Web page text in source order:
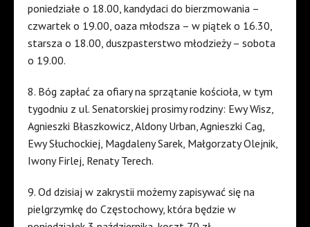
poniedziałe o 18.00, kandydaci do bierzmowania –
czwartek o 19.00, oaza młodsza – w piątek o 16.30,
starsza o 18.00, duszpasterstwo młodzieży – sobota
o 19.00.
8. Bóg zapłać za ofiary na sprzątanie kościoła, w tym
tygodniu z ul. Senatorskiej prosimy rodziny: Ewy Wisz,
Agnieszki Błaszkowicz, Aldony Urban, Agnieszki Cag,
Ewy Słuchockiej, Magdaleny Sarek, Małgorzaty Olejnik,
Iwony Firlej, Renaty Terech.
9. Od dzisiaj w zakrystii możemy zapisywać się na
pielgrzymkę do Częstochowy, która będzie w